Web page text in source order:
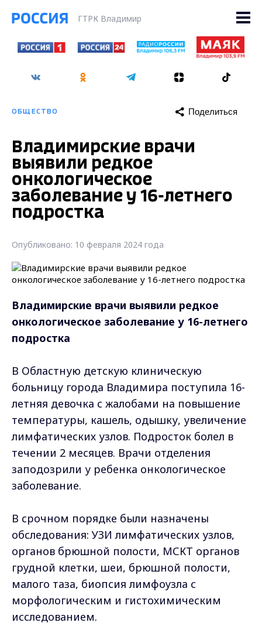
ГТРК Владимир
ОБЩЕСТВО Поделиться
Владимирские врачи
выявили редкое
онкологическое
заболевание у 16-летнего
подростка
Опубликовано: 10 февраля 2024 года
Владимирские врачи выявили редкое
онкологическое заболевание у 16-летнего
подростка
В Областную детскую клиническую
больницу города Владимира поступила 16-
летняя девочка с жалобами на повышение
температуры, кашель, одышку, увеличение
лимфатических узлов. Подросток болел в
течении 2 месяцев. Врачи отделения
заподозрили у ребенка онкологическое
заболевание.
В срочном порядке были назначены
обследования: УЗИ лимфатических узлов,
органов брюшной полости, МСКТ органов
грудной клетки, шеи, брюшной полости,
малого таза, биопсия лимфоузла с
морфологическим и гистохимическим
исследованием.